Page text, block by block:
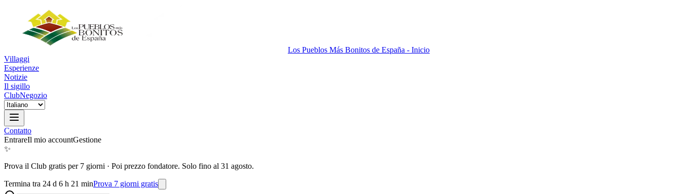
Los Pueblos Más Bonitos de España - Inicio
Villaggi
Esperienze
Notizie
Il sigillo
ClubNegozio
Contatto
EntrareIl mio accountGestione
✨
Prova il Club gratis per 7 giorni · Poi prezzo fondatore. Solo fino al 31 agosto.
Termina tra 24 d 6 h 21 minProva 7 giorni gratis